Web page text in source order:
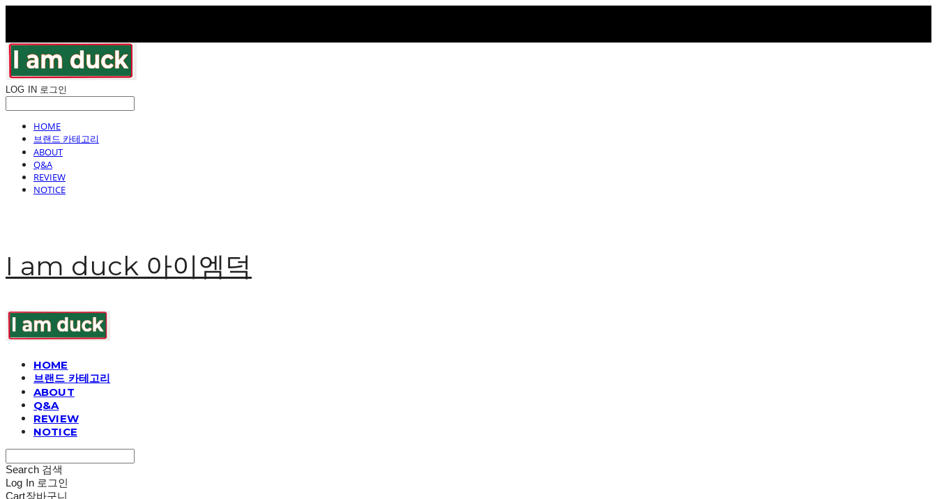
LOG IN 로그인
HOME
브랜드 카테고리
ABOUT
Q&A
REVIEW
NOTICE
I am duck 아이엠덕
HOME
브랜드 카테고리
ABOUT
Q&A
REVIEW
NOTICE
Search 검색
Log In 로그인
Cart장바구니